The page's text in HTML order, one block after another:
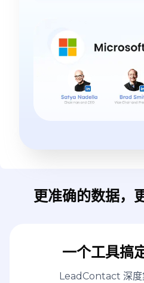
更准确的数据，
一个工具搞
LeadContact 深度